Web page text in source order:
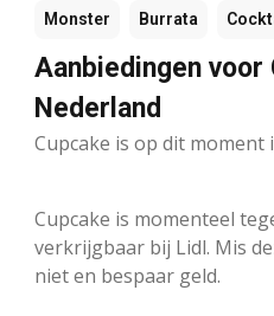
Monster Burrata
Aanbiedingen
Nederland
Cupcake is op dit moment
Cupcake is momenteel
verkrijgbaar bij Lidl. Mis
niet en bespaar geld.